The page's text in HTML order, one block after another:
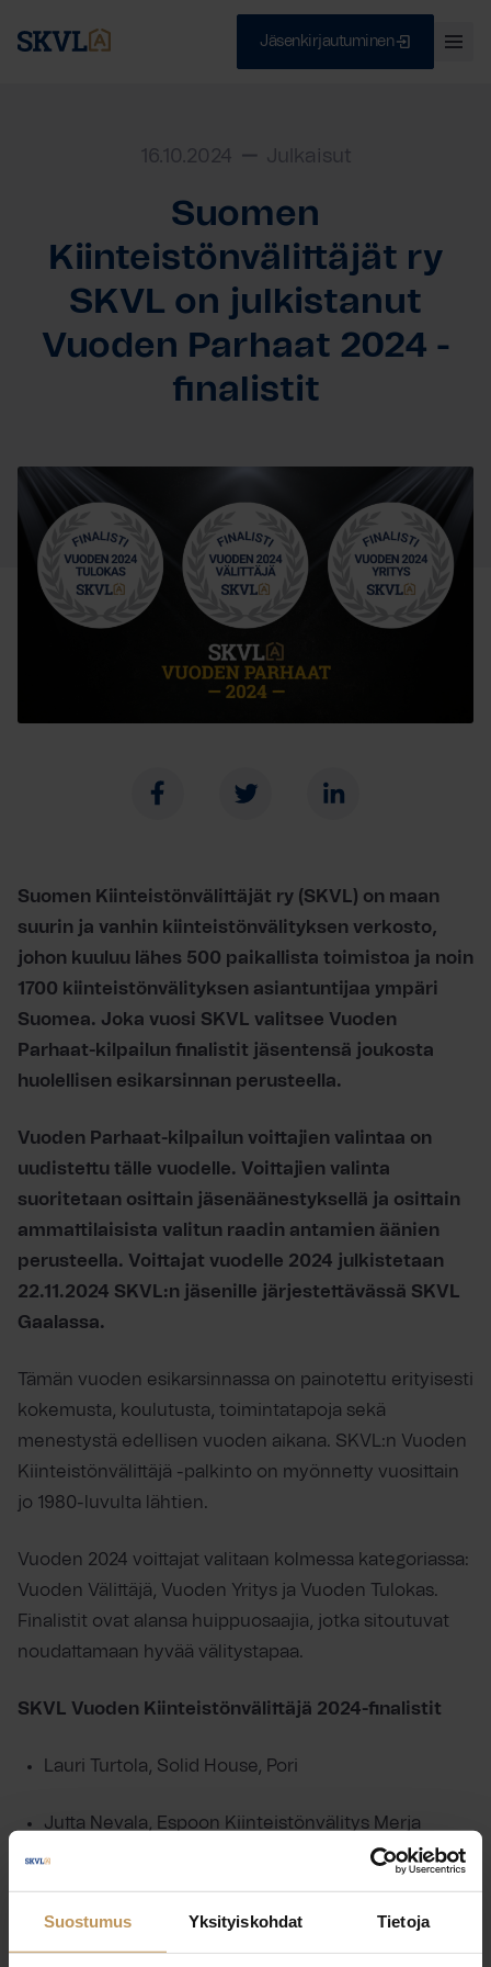
Suostumus Yksityiskohdat Tietoja
Jäsenkirjautuminen
16.10.2024 Julkaisut
Suomen
Kiinteistönvälittäjät ry
SKVL on julkistanut
Vuoden Parhaat 2024 -
finalistit
Suomen Kiinteistönvälittäjät ry (SKVL) on maan
suurin ja vanhin kiinteistönvälityksen verkosto,
johon kuuluu lähes 500 paikallista toimistoa ja noin
1700 kiinteistönvälityksen asiantuntijaa ympäri
Suomea. Joka vuosi SKVL valitsee Vuoden
Parhaat-kilpailun finalistit jäsentensä joukosta
huolellisen esikarsinnan perusteella.
Vuoden Parhaat-kilpailun voittajien valintaa on
uudistettu tälle vuodelle. Voittajien valinta
suoritetaan osittain jäsenäänestyksellä ja osittain
ammattilaisista valitun raadin antamien äänien
perusteella. Voittajat vuodelle 2024 julkistetaan
22.11.2024 SKVL:n jäsenille järjestettävässä SKVL
Gaalassa.
Tämän vuoden esikarsinnassa on painotettu erityisesti
kokemusta, koulutusta, toimintatapoja sekä
menestystä edellisen vuoden aikana. SKVL:n Vuoden
Kiinteistönvälittäjä -palkinto on myönnetty vuosittain
jo 1980-luvulta lähtien.
Vuoden 2024 voittajat valitaan kolmessa kategoriassa:
Vuoden Välittäjä, Vuoden Yritys ja Vuoden Tulokas.
Finalistit ovat alansa huippuosaajia, jotka sitoutuvat
noudattamaan hyvää välitystapaa.
SKVL Vuoden Kiinteistönvälittäjä 2024-finalistit
Lauri Turtola, Solid House, Pori
Jutta Nevala, Espoon Kiinteistönvälitys Merja
Natunen LKV, Espoo